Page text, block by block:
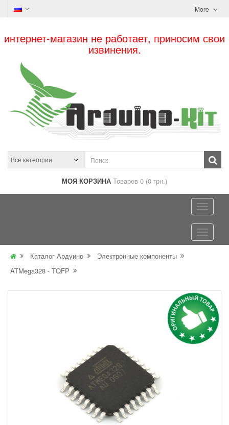
More
интернет-магазин не работает, приносим свои
извинения.
МОЯ КОРЗИНА Товаров 0 (0 грн.)
Каталог Ардуино
Электронные компоненты
ATMega328 - TQFP